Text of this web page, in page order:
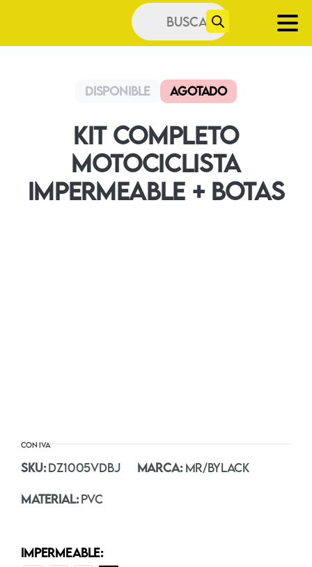
Búsqueda
de
productos
Disponible Agotado
Kit Completo
Motociclista
Impermeable + Botas
SKU: DZ1005VDBJ MARCA: MR/BYLACK
MATERIAL: PVC
IMPERMEABLE: